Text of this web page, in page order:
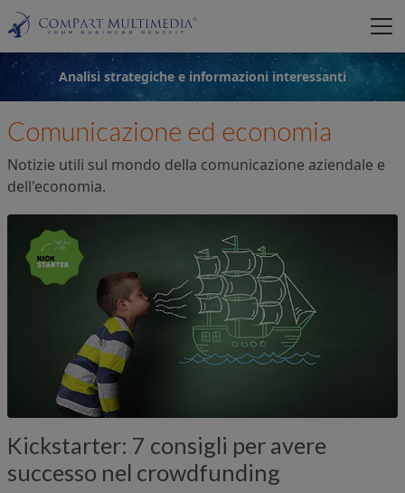
Analisi strategiche e informazioni interessanti
Comunicazione ed economia
Notizie utili sul mondo della comunicazione aziendale e
dell'economia.
Kickstarter: 7 consigli per avere
successo nel crowdfunding